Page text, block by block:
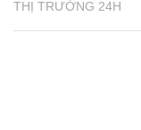
THỊ TRƯỜNG 24H